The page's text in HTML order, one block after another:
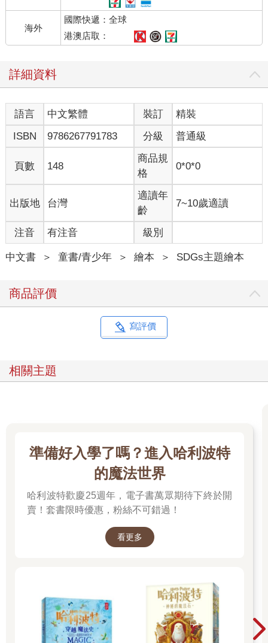
海外
國際快遞：全球
港澳店取：
詳細資料
語言 中文繁體 裝訂
精裝
ISBN
9786267791783 分級 普通級
頁數 148
商品規
格
0*0*0
出版地 台灣
適讀年
齡
7~10歲適讀
注音 有注音 級別
中文書 ＞ 童書/青少年 ＞ 繪本 ＞ SDGs主題繪本
商品評價
寫評價
相關主題
準備好入學了嗎？進入哈利波特
的魔法世界
哈利波特歡慶25週年，電子書萬眾期待下終於開
賣！套書限時優惠，粉絲不可錯過！
看更多